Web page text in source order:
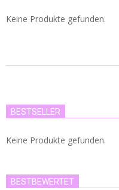
Keine Produkte gefunden.
BESTSELLER
Keine Produkte gefunden.
BESTBEWERTET